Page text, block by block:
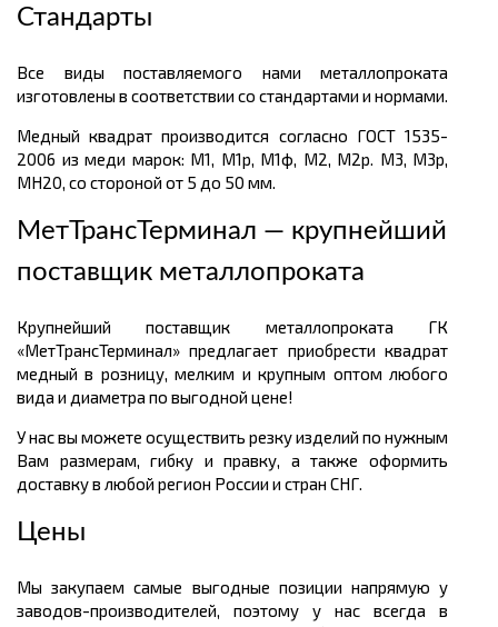
Стандарты
Все виды поставляемого нами металлопроката
изготовлены в соответствии со стандартами и нормами.
Медный квадрат производится согласно ГОСТ 1535-
2006 из меди марок: М1, М1р, М1ф, М2, М2р. М3, М3р,
МН20, со стороной от 5 до 50 мм.
МетТрансТерминал — крупнейший
поставщик металлопроката
Крупнейший поставщик металлопроката ГК
«МетТрансТерминал» предлагает приобрести квадрат
медный в розницу, мелким и крупным оптом любого
вида и диаметра по выгодной цене!
У нас вы можете осуществить резку изделий по нужным
Вам размерам, гибку и правку, а также оформить
доставку в любой регион России и стран СНГ.
Цены
Мы закупаем самые выгодные позиции напрямую у
заводов-производителей, поэтому у нас всегда в